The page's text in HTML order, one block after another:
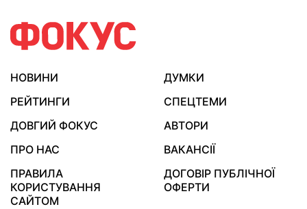
НОВИНИ
ДУМКИ
РЕЙТИНГИ
СПЕЦТЕМИ
ДОВГИЙ ФОКУС
АВТОРИ
ПРО НАС
ВАКАНСІЇ
ПРАВИЛА
КОРИСТУВАННЯ
САЙТОМ
ДОГОВІР ПУБЛІЧНОЇ
ОФЕРТИ